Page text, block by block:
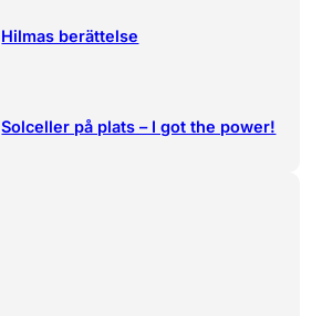
Hilmas berättelse
Solceller på plats – I got the power!